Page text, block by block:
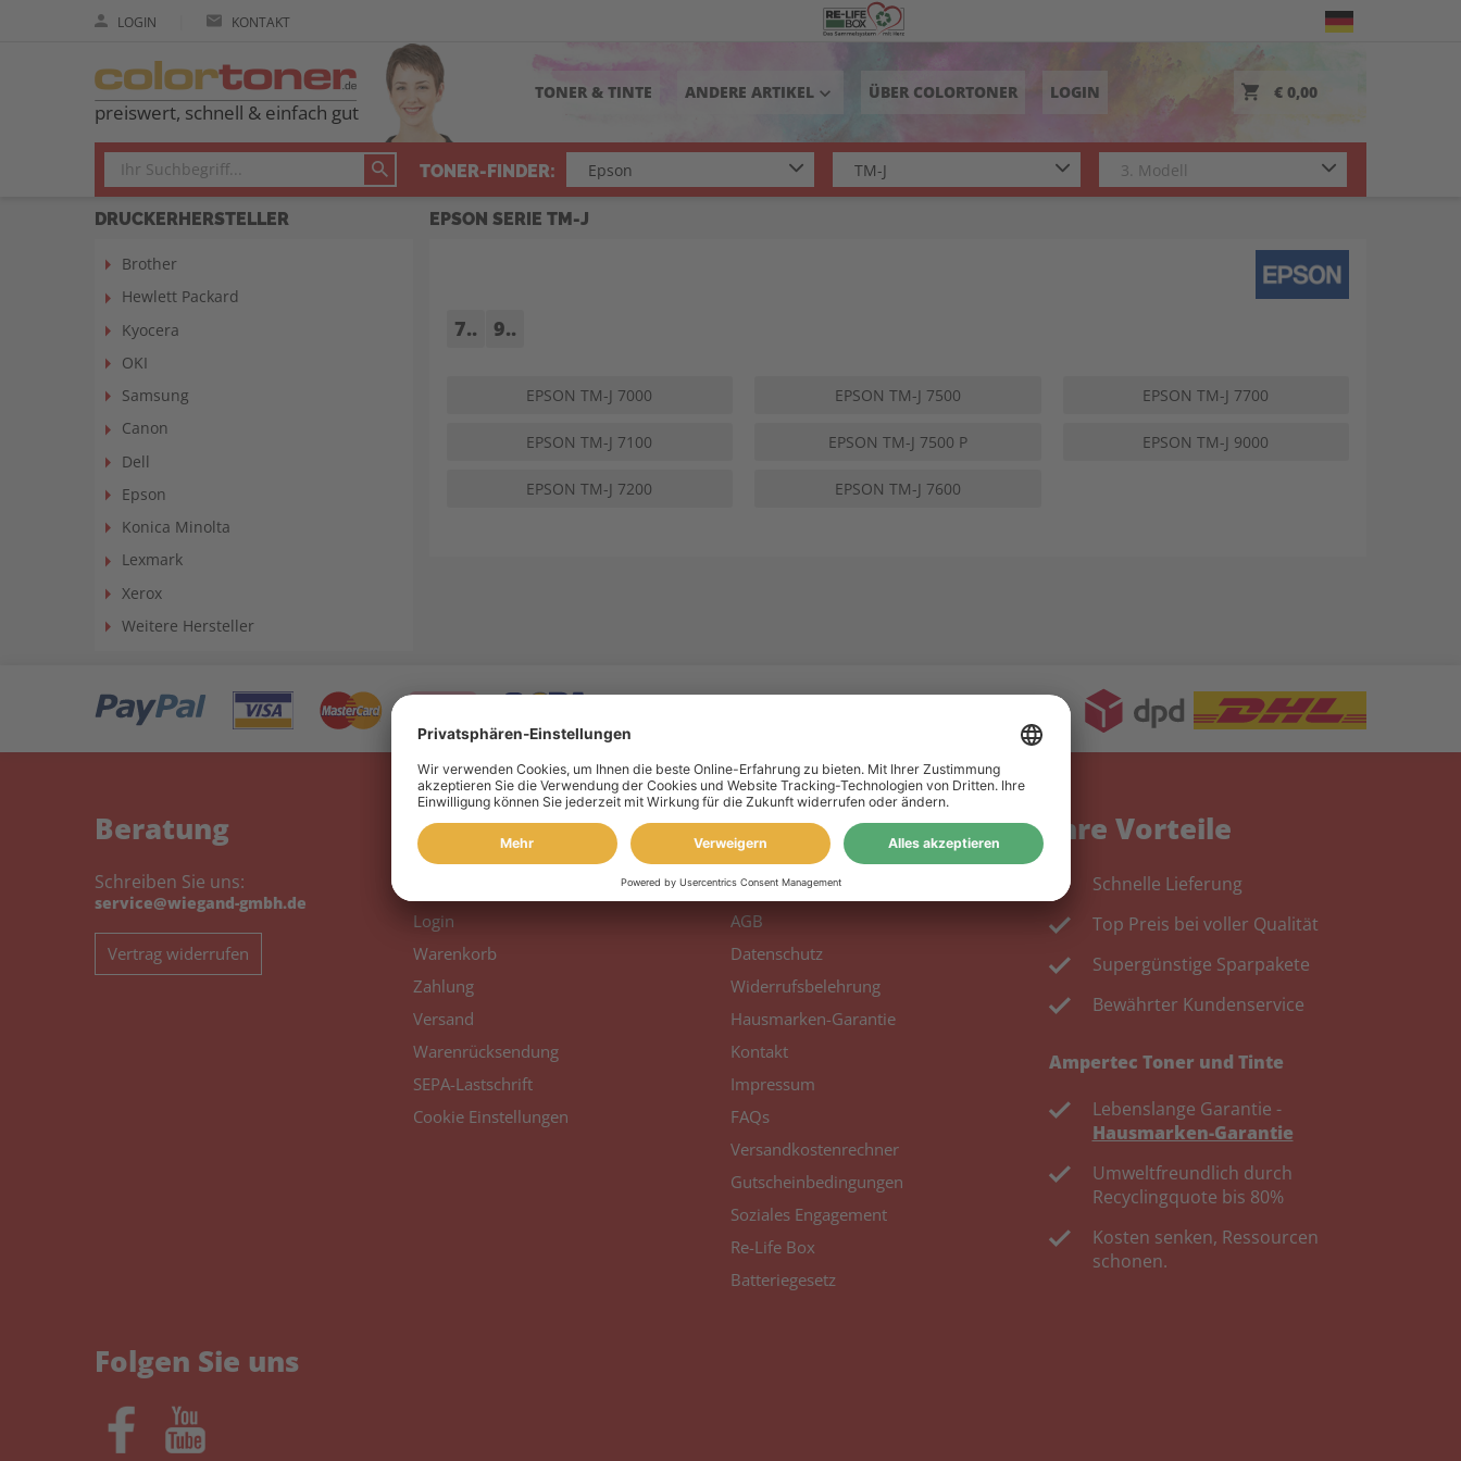
LOGIN KONTAKT
preiswert, schnell & einfach gut
TONER & TINTE ANDERE ARTIKEL keyboard_arrow_down ÜBER COLORTONER LOGIN € 0,00
TONER-FINDER:
DRUCKERHERSTELLER
Brother
Hewlett Packard
Kyocera
OKI
Samsung
Canon
Dell
Epson
Konica Minolta
Lexmark
Xerox
Weitere Hersteller
EPSON SERIE TM-J
7.. 9..
EPSON TM-J 7000
EPSON TM-J 7100
EPSON TM-J 7200
EPSON TM-J 7500
EPSON TM-J 7500 P
EPSON TM-J 7600
EPSON TM-J 7700
EPSON TM-J 9000
Beratung
Schreiben Sie uns:
service@wiegand-gmbh.de
Vertrag widerrufen
Mein Konto
Login
Warenkorb
Zahlung
Versand
Warenrücksendung
SEPA-Lastschrift
Cookie Einstellungen
Information
Über uns
AGB
Datenschutz
Widerrufsbelehrung
Hausmarken-Garantie
Kontakt
Impressum
FAQs
Versandkostenrechner
Gutscheinbedingungen
Soziales Engagement
Re-Life Box
Batteriegesetz
Ihre Vorteile
Schnelle Lieferung
Top Preis bei voller Qualität
Supergünstige Sparpakete
Bewährter Kundenservice
Ampertec Toner und Tinte
Lebenslange Garantie -
Hausmarken-Garantie
Umweltfreundlich durch
Recyclingquote bis 80%
Kosten senken, Ressourcen
schonen.
Folgen Sie uns